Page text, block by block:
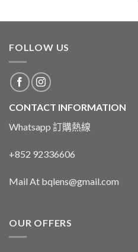
FOLLOW US
CONTACT INFORMATION
Whatsapp 訂購熱線
+852 92336606
Mail At bqlens@gmail.com
OUR OFFERS